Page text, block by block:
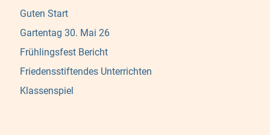
Guten Start
Gartentag 30. Mai 26
Frühlingsfest Bericht
Friedensstiftendes Unterrichten
Klassenspiel